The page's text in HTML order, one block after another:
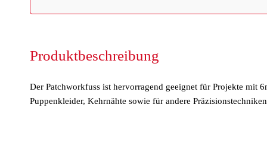
Produktbeschreibung
Der Patchworkfuss ist hervorragend geeignet für Projekte mit
Puppenkleider, Kehrnähte sowie für andere